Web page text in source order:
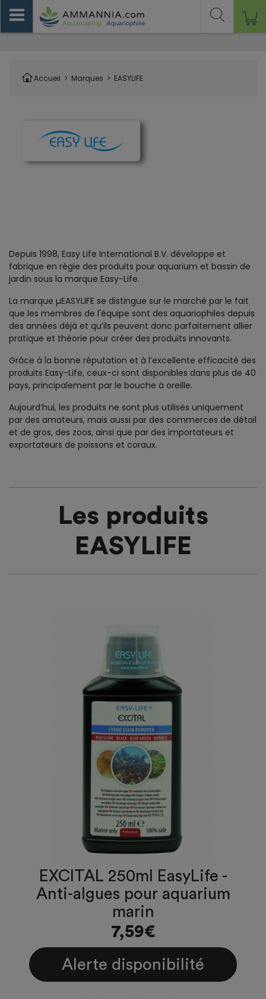
Accueil > Marques > EASYLIFE
Depuis 1998, Easy Life International B.V. développe et
fabrique en régie des produits pour aquarium et bassin de
jardin sous la marque Easy-Life.
La marque µEASYLIFE se distingue sur le marché par le fait
que les membres de l'équipe sont des aquariophiles depuis
des années déjà et qu’ils peuvent donc parfaitement allier
pratique et théorie pour créer des produits innovants.
Grâce à la bonne réputation et à l’excellente efficacité des
produits Easy-Life, ceux-ci sont disponibles dans plus de 40
pays, principalement par le bouche à oreille.
Aujourd’hui, les produits ne sont plus utilisés uniquement
par des amateurs, mais aussi par des commerces de détail
et de gros, des zoos, ainsi que par des importateurs et
exportateurs de poissons et coraux.
Les produits
EASYLIFE
EXCITAL 250ml EasyLife -
Anti-algues pour aquarium
marin
7,59€
Alerte disponibilité